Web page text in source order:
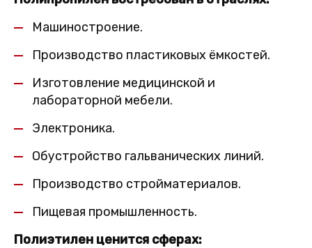
Машиностроение.
Производство пластиковых ёмкостей.
Изготовление медицинской и
лабораторной мебели.
Электроника.
Обустройство гальванических линий.
Производство стройматериалов.
Пищевая промышленность.
Полиэтилен ценится сферах: